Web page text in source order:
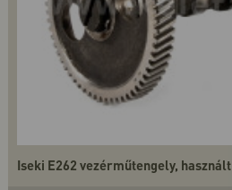
Iseki E262 vezérműtengely, használt